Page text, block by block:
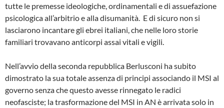
tutte le premesse ideologiche, ordinamentali e di assuefazione
psicologica all’arbitrio e alla disumanità. E di sicuro non si
lasciarono incantare gli ebrei italiani, che nelle loro storie
familiari trovavano anticorpi assai vitali e vigili.
Nell’avvio della seconda repubblica Berlusconi ha subito
dimostrato la sua totale assenza di principi associando il MSI al
governo senza che questo avesse rinnegato le radici
neofasciste; la trasformazione del MSI in AN è arrivata solo in